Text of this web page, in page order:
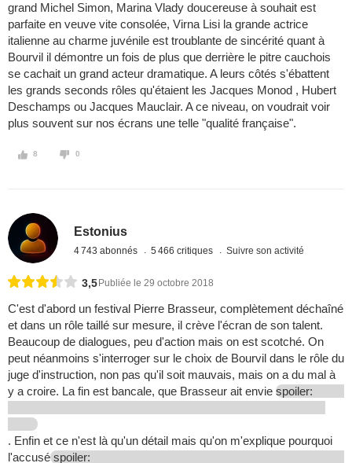
grand Michel Simon, Marina Vlady doucereuse à souhait est
parfaite en veuve vite consolée, Virna Lisi la grande actrice
italienne au charme juvénile est troublante de sincérité quant à
Bourvil il démontre un fois de plus que derrière le pitre cauchois
se cachait un grand acteur dramatique. A leurs côtés s'ébattent
les grands seconds rôles qu'étaient les Jacques Monod , Hubert
Deschamps ou Jacques Mauclair. A ce niveau, on voudrait voir
plus souvent sur nos écrans une telle "qualité française".
8 0
Estonius
4 743 abonnés 5 466 critiques Suivre son activité
3,5 Publiée le 29 octobre 2018
C'est d'abord un festival Pierre Brasseur, complètement déchaîné
et dans un rôle taillé sur mesure, il crève l'écran de son talent.
Beaucoup de dialogues, peu d'action mais on est scotché. On
peut néanmoins s'interroger sur le choix de Bourvil dans le rôle du
juge d'instruction, non pas qu'il soit mauvais, mais on a du mal à
y a croire. La fin est bancale, que Brasseur ait envie spoiler:
. Enfin et ce n'est là qu'un détail mais qu'on m'explique pourquoi
l'accusé spoiler: